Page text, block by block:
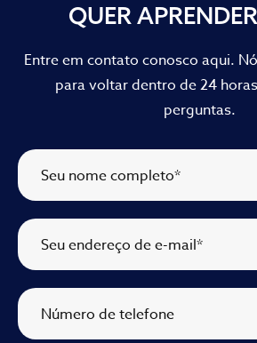
QUER
Entre em contato conosco aqui.
para voltar dentro de 24
perguntas.
Seu nome completo*
Seu endereço de e-mail*
Número de telefone